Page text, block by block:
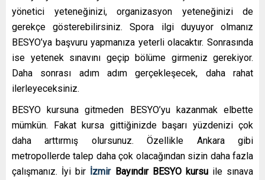
yönetici yeteneğinizi, organizasyon yeteneğinizi de
gerekçe gösterebilirsiniz. Spora ilgi duyuyor olmanız
BESYO’ya başvuru yapmanıza yeterli olacaktır. Sonrasında
ise yetenek sınavını geçip bölüme girmeniz gerekiyor.
Daha sonrası adım adım gerçekleşecek, daha rahat
ilerleyeceksiniz.
BESYO kursuna gitmeden BESYO’yu kazanmak elbette
mümkün. Fakat kursa gittiğinizde başarı yüzdenizi çok
daha arttırmış olursunuz. Özellikle Ankara gibi
metropollerde talep daha çok olacağından sizin daha fazla
çalışmanız. İyi bir İzmir Bayındır BESYO kursu ile sınava